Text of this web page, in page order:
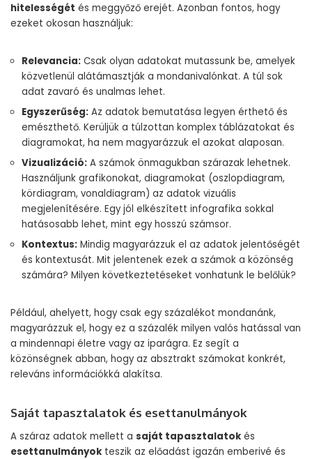
hitelességét és meggyőző erejét. Azonban fontos, hogy
ezeket okosan használjuk:
Relevancia: Csak olyan adatokat mutassunk be, amelyek
közvetlenül alátámasztják a mondanivalónkat. A túl sok
adat zavaró és unalmas lehet.
Egyszerűség: Az adatok bemutatása legyen érthető és
emészthető. Kerüljük a túlzottan komplex táblázatokat és
diagramokat, ha nem magyarázzuk el azokat alaposan.
Vizualizáció: A számok önmagukban szárazak lehetnek.
Használjunk grafikonokat, diagramokat (oszlopdiagram,
kördiagram, vonaldiagram) az adatok vizuális
megjelenítésére. Egy jól elkészített infografika sokkal
hatásosabb lehet, mint egy hosszú számsor.
Kontextus: Mindig magyarázzuk el az adatok jelentőségét
és kontextusát. Mit jelentenek ezek a számok a közönség
számára? Milyen következtetéseket vonhatunk le belőlük?
Például, ahelyett, hogy csak egy százalékot mondanánk,
magyarázzuk el, hogy ez a százalék milyen valós hatással van
a mindennapi életre vagy az iparágra. Ez segít a
közönségnek abban, hogy az absztrakt számokat konkrét,
releváns információkká alakítsa.
Saját tapasztalatok és esettanulmányok
A száraz adatok mellett a saját tapasztalatok és
esettanulmányok teszik az előadást igazán emberivé és